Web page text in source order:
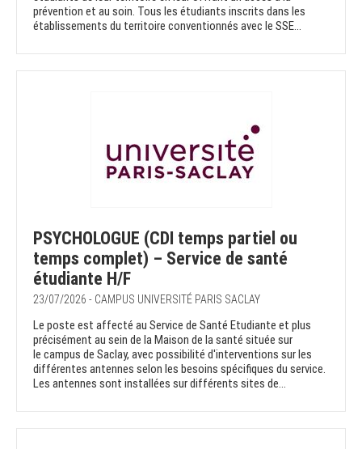
prévention et au soin. Tous les étudiants inscrits dans les
établissements du territoire conventionnés avec le SSE...
PSYCHOLOGUE (CDI temps partiel ou
temps complet) – Service de santé
étudiante H/F
23/07/2026 - CAMPUS UNIVERSITÉ PARIS SACLAY
Le poste est affecté au Service de Santé Etudiante et plus
précisément au sein de la Maison de la santé située sur
le campus de Saclay, avec possibilité d'interventions sur les
différentes antennes selon les besoins spécifiques du service.
Les antennes sont installées sur différents sites de...